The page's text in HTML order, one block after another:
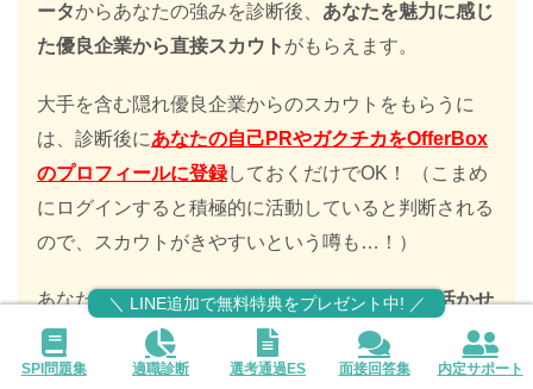
ータからあなたの強みを診断後、 あなたを魅力に感じ
た優良企業から直接スカウト がもらえます。
大手を含む隠れ優良企業からのスカウトをもらうに
は、診断後にあなたの自己PRやガクチカをOfferBox
のプロフィールに登録しておくだけでOK！ （こまめ
にログインすると積極的に活動していると判断される
ので、スカウトがきやすいという噂も…！）
あなたの強み・短所がわかり 「あなたの強みを活かせ
る」企業からスカウトが届く
ので、あなたの
短所も強
みとして生かせる就活
を行えます。
SPI問題集 適職診断 選考通過ES 面接回答集 内定サポート
＼ LINE追加で無料特典をプレゼント中! ／